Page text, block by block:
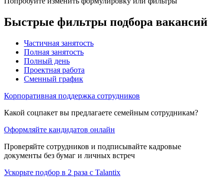
Быстрые фильтры подбора вакансий
Частичная занятость
Полная занятость
Полный день
Проектная работа
Сменный график
Корпоративная поддержка сотрудников
Какой соцпакет вы предлагаете семейным сотрудникам?
Оформляйте кандидатов онлайн
Проверяйте сотрудников и подписывайте кадровые
документы без бумаг и личных встреч
Ускорьте подбор в 2 раза с Talantix